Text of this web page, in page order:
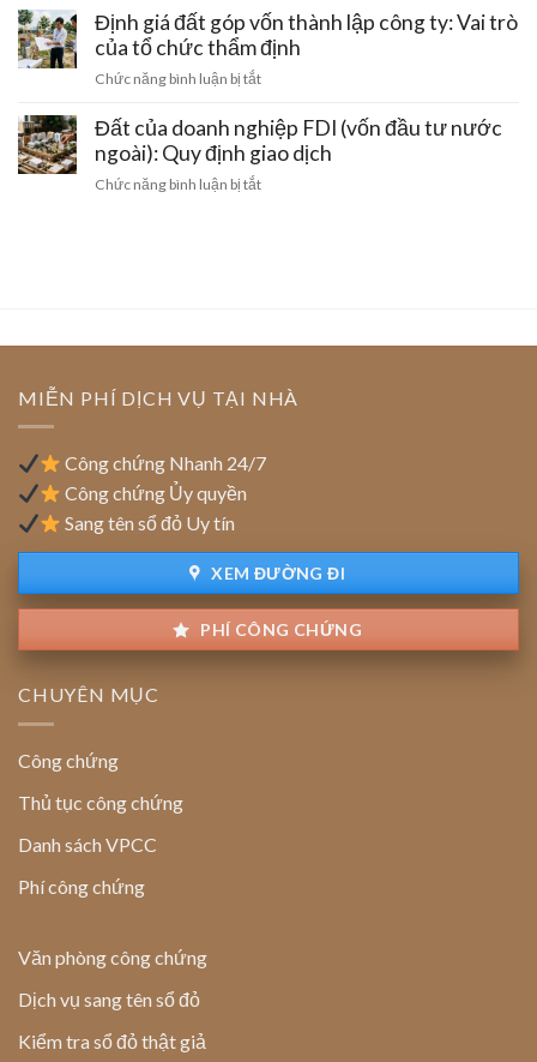
đất
doanh
nghiệp:
Tính
pháp
quyền
sử
sang
công
ty
mới
nghiệp
cho
thuê
lại
trong
khu
Định giá đất góp vốn thành lập công ty: Vai trò
của tổ chức thẩm định
Chức năng bình luận bị tắtở
giá
đất
vốn
của
chức
Đất của doanh nghiệp FDI (vốn đầu tư nước
ngoài): Quy định giao dịch
Chức năng bình luận bị tắtở
đầu
nước
ngoài):
định
MIỄN PHÍ DỊCH VỤ TẠI NHÀ
Công chứng Nhanh 24/7
Công chứng Ủy quyền
Sang tên sổ đỏ Uy tín
XEM ĐƯỜNG ĐI
PHÍ CÔNG CHỨNG
CHUYÊN MỤC
Công chứng
Thủ tục công chứng
Danh sách VPCC
Phí công chứng
Văn phòng công chứng
Dịch vụ sang tên sổ đỏ
Kiểm tra sổ đỏ thật giả